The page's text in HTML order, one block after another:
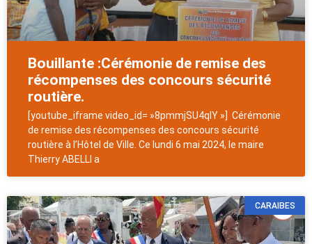
Bouillante :Cérémonie de remise des
récompenses des concours sécurité
routière.
[youtube_iframe video_id= »8pmmjSU4qIY »] Cérémonie
de remise des récompenses des concours sécurité
routière à l’Hôtel de Ville. Ce lundi 6 mai 2024, le maire
Thierry ABELLI a
CARAIBES